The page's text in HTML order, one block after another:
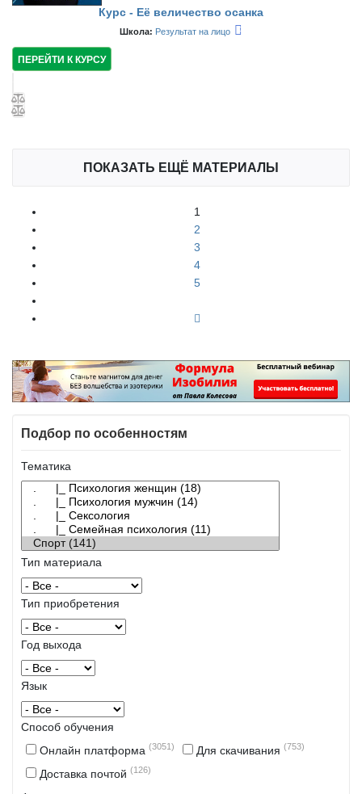
Подбор по особенностям
Тематика
Тип материала
Тип приобретения
Год выхода
Язык
Способ обучения
Онлайн платформа (3051) Для скачивания (753)
Доставка почтой (126)
Курс - Её величество осанка
Школа: Результат на лицо
ПЕРЕЙТИ К КУРСУ
ПОКАЗАТЬ ЕЩЁ МАТЕРИАЛЫ
1
2
3
4
5